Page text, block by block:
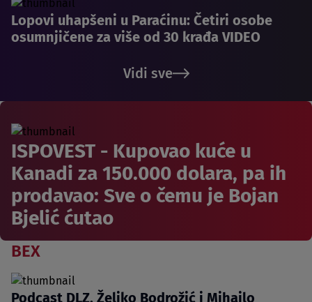
Lopovi uhapšeni u Paraćinu: Četiri osobe
osumnjičene za više od 30 krađa VIDEO
Vidi sve
ISPOVEST - Kupovao kuće u
Kanadi za 150.000 dolara, pa ih
prodavao: Sve o čemu je Bojan
Bjelić ćutao
BEX
Podcast DLZ, Željko Bodrožić i Mihailo